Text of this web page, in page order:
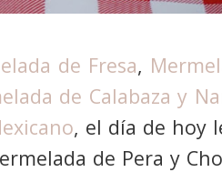
de Fresa,
de Calabaza y
, el día de hoy
de Pera y